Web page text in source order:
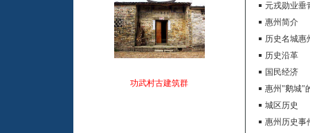
功武村古建筑群
元戎勋业垂
惠州简介
历史名城惠
历史沿革
国民经济
惠州"鹅城"
城区历史
惠州历史事